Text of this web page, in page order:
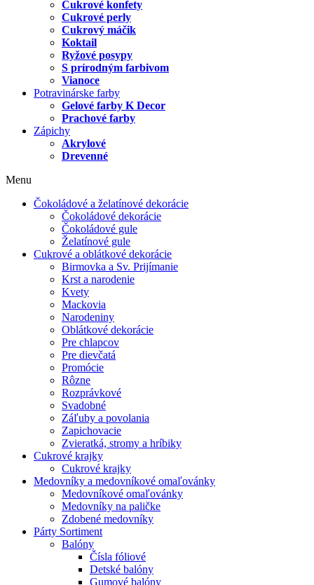
Cukrové konfety
Cukrové perly
Cukrový máčik
Koktail
Ryžové posypy
S prírodným farbivom
Vianoce
Potravinárske farby
Gelové farby K Decor
Prachové farby
Zápichy
Akrylové
Drevenné
Menu
Čokoládové a želatínové dekorácie
Čokoládové dekorácie
Čokoládové gule
Želatínové gule
Cukrové a oblátkové dekorácie
Birmovka a Sv. Prijímanie
Krst a narodenie
Kvety
Mackovia
Narodeniny
Oblátkové dekorácie
Pre chlapcov
Pre dievčatá
Promócie
Rôzne
Rozprávkové
Svadobné
Záľuby a povolania
Zapichovacie
Zvieratká, stromy a hríbiky
Cukrové krajky
Cukrové krajky
Medovníky a medovníkové omaľovánky
Medovníkové omaľovánky
Medovníky na paličke
Zdobené medovníky
Párty Sortiment
Balóny
Čísla fóliové
Detské balóny
Gumové balóny